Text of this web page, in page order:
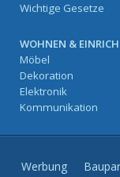
Wichtige Gesetze
WOHNEN &
Möbel
Dekoration
Elektronik
Kommunikation
Werbung